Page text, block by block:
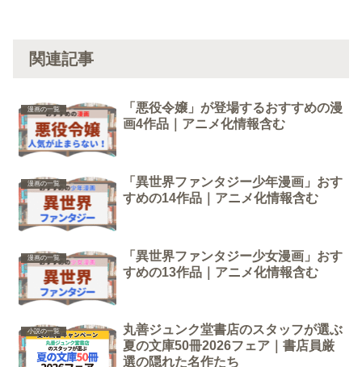
関連記事
漫画の一覧
「悪役令嬢」が登場するおすすめの漫
画4作品｜アニメ化情報含む
漫画の一覧
「異世界ファンタジー少年漫画」おす
すめの14作品｜アニメ化情報含む
漫画の一覧
「異世界ファンタジー少女漫画」おす
すめの13作品｜アニメ化情報含む
小説の一覧
丸善ジュンク堂書店のスタッフが選ぶ
夏の文庫50冊2026フェア｜書店員厳
選の隠れた名作たち